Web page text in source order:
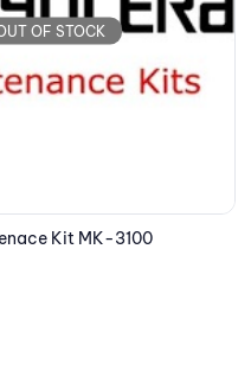
OF STOCK
450MBPS WIRELESS N